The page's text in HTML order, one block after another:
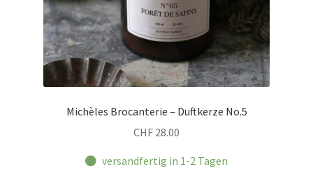
Michèles Brocanterie – Duftkerze No.5
CHF 28.00
versandfertig in 1-2 Tagen